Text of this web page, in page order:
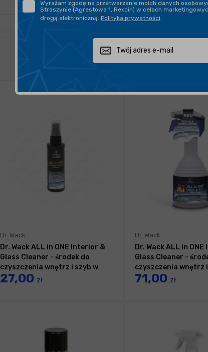
WYKOŃCZENIE
POKAŻ PO:
Dr. Wack
Dr. Wack ALL in ONE Interior &
Glass Cleaner - środek do
czyszczenia wnętrz i szyb w
sprayu 100ml
27,00 zł
Dr. Wack
Dr. Wack ALL in
Glass Cleaner -
czyszczenia wnętrz
sprayu 500ml
71,00 zł
Wyrażam zgodę na przetwarzanie moich danych
Straszynie (Agrestowa 1, Rekcin) w celach
drogą elektroniczną. Polityka prywatności